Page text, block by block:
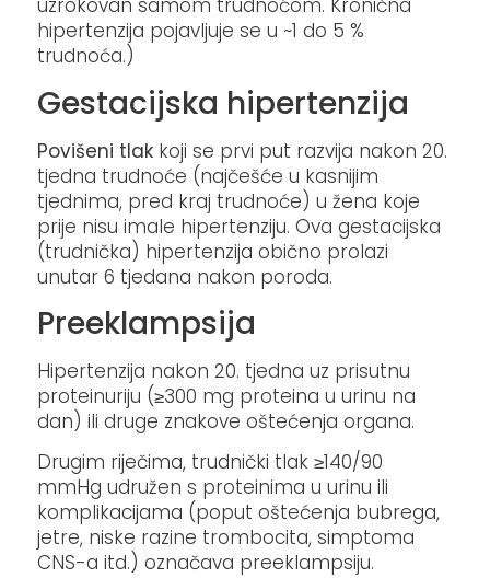
uzrokovan samom trudnoćom. Kronična
hipertenzija pojavljuje se u ~1 do 5 %
trudnoća.)
Gestacijska hipertenzija
Povišeni tlak koji se prvi put razvija nakon 20.
tjedna trudnoće (najčešće u kasnijim
tjednima, pred kraj trudnoće) u žena koje
prije nisu imale hipertenziju. Ova gestacijska
(trudnička) hipertenzija obično prolazi
unutar 6 tjedana nakon poroda.
Preeklampsija
Hipertenzija nakon 20. tjedna uz prisutnu
proteinuriju (≥300 mg proteina u urinu na
dan) ili druge znakove oštećenja organa.
Drugim riječima, trudnički tlak ≥140/90
mmHg udružen s proteinima u urinu ili
komplikacijama (poput oštećenja bubrega,
jetre, niske razine trombocita, simptoma
CNS-a itd.) označava preeklampsiju.